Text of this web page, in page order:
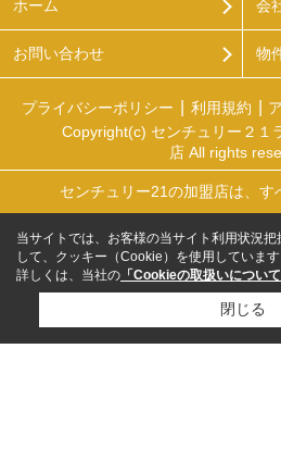
ホーム 会
お問い合わせ 物
プライバシーポリシー 利用規約
Copyright(c) センチュリー２
店 All rights
センチュリー21の加盟店は、す
当サイトでは、お客様の当サイト利用状況
して、クッキー（Cookie）を使用しています
詳しくは、当社の 「Cookieの取扱いについて
閉じる